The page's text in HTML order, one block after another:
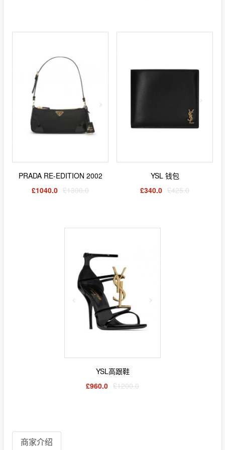
PRADA RE-EDITION 2002
£1040.0 £1300.0
YSL 钱包
£340.0 £425.0
YSL高跟鞋
£960.0 £1200.0
商家介绍